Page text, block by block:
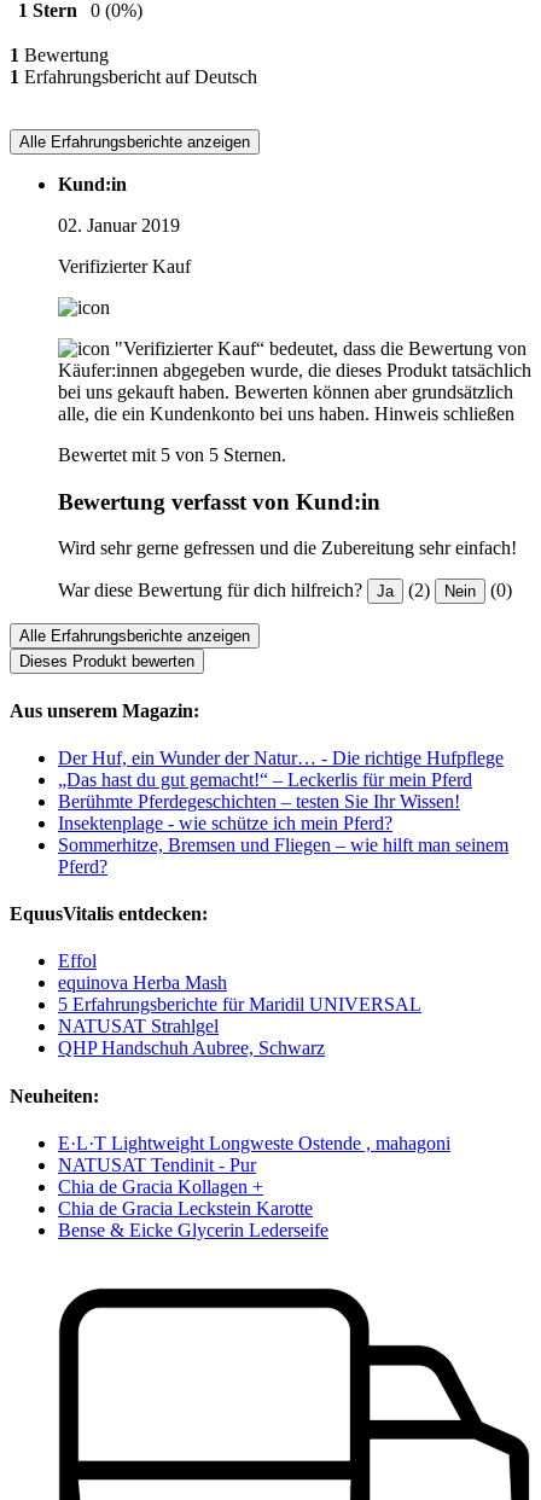
1 Stern 0 (0%)
1 Bewertung
1 Erfahrungsbericht auf Deutsch
Alle Erfahrungsberichte anzeigen
Kund:in
02. Januar 2019
Verifizierter Kauf
"Verifizierter Kauf“ bedeutet, dass die Bewertung von
Käufer:innen abgegeben wurde, die dieses Produkt tatsächlich
bei uns gekauft haben. Bewerten können aber grundsätzlich
alle, die ein Kundenkonto bei uns haben. Hinweis schließen
Bewertet mit 5 von 5 Sternen.
Bewertung verfasst von Kund:in
Wird sehr gerne gefressen und die Zubereitung sehr einfach!
War diese Bewertung für dich hilfreich? Ja (2) Nein (0)
Alle Erfahrungsberichte anzeigen
Dieses Produkt bewerten
Aus unserem Magazin:
Der Huf, ein Wunder der Natur… - Die richtige Hufpflege
„Das hast du gut gemacht!“ – Leckerlis für mein Pferd
Berühmte Pferdegeschichten – testen Sie Ihr Wissen!
Insektenplage - wie schütze ich mein Pferd?
Sommerhitze, Bremsen und Fliegen – wie hilft man seinem
Pferd?
EquusVitalis entdecken:
Effol
equinova Herba Mash
5 Erfahrungsberichte für Maridil UNIVERSAL
NATUSAT Strahlgel
QHP Handschuh Aubree, Schwarz
Neuheiten:
E·L·T Lightweight Longweste Ostende , mahagoni
NATUSAT Tendinit - Pur
Chia de Gracia Kollagen +
Chia de Gracia Leckstein Karotte
Bense & Eicke Glycerin Lederseife